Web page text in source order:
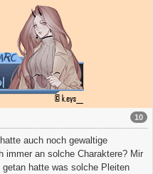
10
auch noch gewaltige
immer an solche Charaktere? Mir
hatte was solche Pleiten